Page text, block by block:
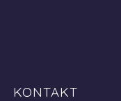
KONTAKT